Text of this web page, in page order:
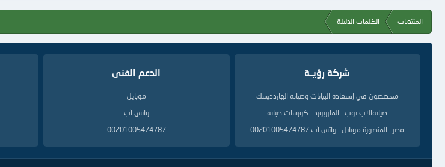
المنتديات الكلمات الدليلة
شركة رؤيــة
متخصصون في إستعادة البيانات وصيانة الهاردديسك
صيانةالاب توب ..المازربورد.. كورسات صيانة
مصر ..المنصورة موبايل ..واتس آب 00201005474787
الدعم الفنى
موبايل
واتس آب
00201005474787